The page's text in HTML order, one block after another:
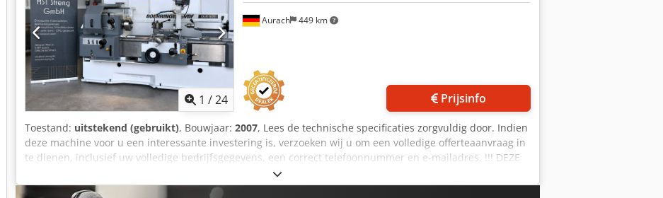
1 /24
Aurach 449 km
Prijsinfo
Toestand: uitstekend (gebruikt), Bouwjaar: 2007, Lees de technische specificaties zorgvuldig door. Indien
deze machine voor u een interessante investering is, verzoeken wij u om een volledige offerteaanvraag in
te dienen, inclusief uw volledige bedrijfsgegevens, een correct telefoonnummer en e-mailadres. !!! DEZE
MACHINE IS OP DIT MOMENT IN RESTAURATIE !!! DE FOTO'S GEVEN NIET DE AANGEBODEN MACHINE
WEER, MAAR EEN RECENT GERESTAUREERDE MACHINE MET EEN KORTERE DREHLENGTE !!! Wij bieden hier